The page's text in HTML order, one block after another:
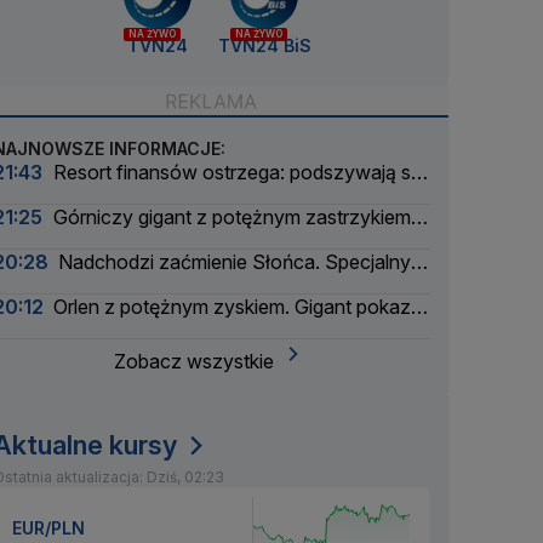
NA ŻYWO
TVN24
NA ŻYWO
TVN24 BiS
INFORMACJE:
Resort finansów ostrzega: podszywają się
Górniczy gigant z potężnym zastrzykiem
Nadchodzi zaćmienie Słońca. Specjalny
Orlen z potężnym zyskiem. Gigant pokazał
Zobacz wszystkie
kursy
aktualizacja: Dziś, 02:23
EUR/PLN